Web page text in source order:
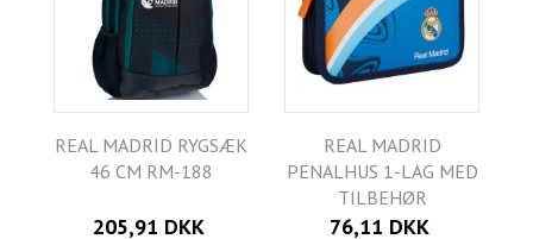
REAL MADRID RYGSÆK
46 CM RM-188
205,91 DKK
REAL MADRID
PENALHUS 1-LAG MED
TILBEHØR
76,11 DKK